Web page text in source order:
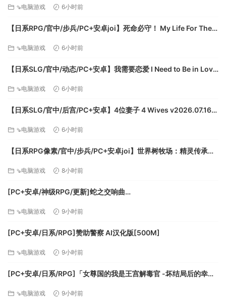
⇘电脑游戏 6小时前
【日系RPG/官中/步兵/PC+安卓joi】死命必守！ My Life For Thee!
⇘电脑游戏 6小时前
【日系SLG/官中/动态/PC+安卓】我需要恋爱 I Need to Be in Love
⇘电脑游戏 6小时前
【日系SLG/官中/后宫/PC+安卓】4位妻子 4 Wives v2026.07.16
⇘电脑游戏 6小时前
【日系RPG像素/官中/步兵/PC+安卓joi】世界树牧场：精灵传承
ムと世界樹の牧場～ 官方中文步兵版【1.26G】
⇘电脑游戏 8小时前
[PC+安卓/神级RPG/更新]蛇之交响曲
⇘电脑游戏 9小时前
[PC+安卓/日系/RPG]赞助警察 AI汉化版[500M]
⇘电脑游戏 9小时前
[PC+安卓/日系/RPG]「女尊国的我是王宫解毒官 -坏结局后的幸福
⇘电脑游戏 9小时前